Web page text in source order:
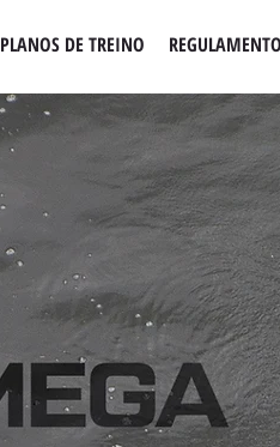
PLANOS DE TREINO